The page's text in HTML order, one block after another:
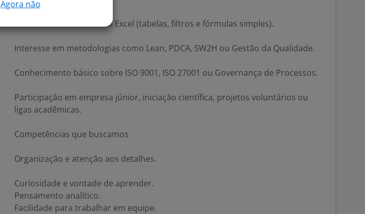
Conhecimento básico em Excel (tabelas, filtros e fórmulas simples).
Interesse em metodologias como Lean, PDCA, 5W2H ou Gestão da Qualidade.
Conhecimento básico sobre ISO 9001, ISO 27001 ou Governança de Processos.
Participação em empresa júnior, iniciação científica, projetos voluntários ou
ligas acadêmicas.
Competências que buscamos
Organização e atenção aos detalhes.
Curiosidade e vontade de aprender.
Pensamento analítico.
Facilidade para trabalhar em equipe.
Agora não